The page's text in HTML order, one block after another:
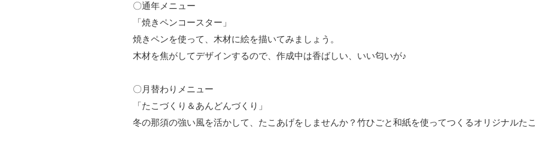
〇通年メニュー
「焼きペンコースター」
焼きペンを使って、木材に絵を描いてみましょう。
木材を焦がしてデザインするので、作成中は香ばしい、いい匂いが♪
〇月替わりメニュー
「たこづくり＆あんどんづくり」
冬の那須の強い風を活かして、たこあげをしませんか？竹ひごと和紙を使ってつくるオリジナルた